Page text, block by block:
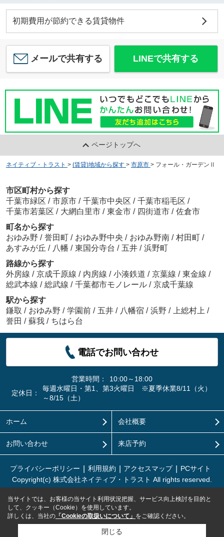
初期費用が節約できる賃貸物件
メールで共有する LINEで共有する
ページトップへ
ネイティブ・トラスト > (賃貸)地域から探す > 市原市 > フォール・ガーデンⅡ
市区町村から探す
千葉市緑区 / 市原市 / 千葉市中央区 / 千葉市稲毛区 /
千葉市若葉区 / 大網白里市 / 東金市 / 四街道市 / 佐倉市
町名から探す
おゆみ野 / 誉田町 / おゆみ野中央 / おゆみ野南 / 村田町 /
あすみが丘 / 八幡 / 東国分寺台 / 五井 / 浜野町
路線から探す
外房線 / 京成千原線 / 内房線 / 小湊鉄道 / 京葉線 / 東金線 /
総武本線 / 総武線 / 千葉都市モノレール / 京成千葉線
駅から探す
鎌取 / おゆみ野 / 学園前 / 五井 / 八幡宿 / 浜野 / 上総村上 /
誉田 / 蘇我 / ちはら台
電話でお問い合わせ
営業時間：
10:00～18:00
定休日：
毎週水曜日・第1、第3火曜日 ※夏季休業8/11（火）
～8/15（土）
ホーム 会社概要
お問い合わせ 来店予約
プライバシーポリシー 利用規約 アクセスマップ
PCサイト
Copyright(c) 株式会社ネイティブ・トラスト All rights reserved.
当サイトでは、お客様の当サイト利用状況把握、サービス向上検討を目的と
して、クッキー（Cookie）を使用しています。
詳しくは、当社の 「Cookieの取扱いについて」 をご確認ください。
閉じる